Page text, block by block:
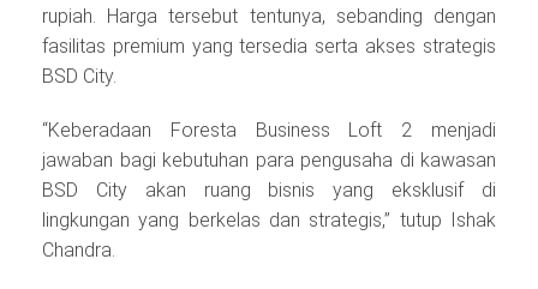
rupiah. Harga tersebut tentunya, sebanding dengan
fasilitas premium yang tersedia serta akses strategis
BSD City.
“Keberadaan Foresta Business Loft 2 menjadi
jawaban bagi kebutuhan para pengusaha di kawasan
BSD City akan ruang bisnis yang eksklusif di
lingkungan yang berkelas dan strategis,” tutup Ishak
Chandra.